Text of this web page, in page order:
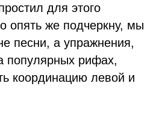
для этого
опять же подчеркну, мы
песни, а упражнения,
популярных рифах,
координацию левой и